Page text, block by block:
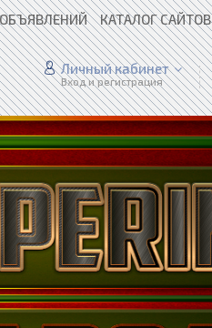
КАТАЛОГ САЙТОВ
Личный кабинет
Вход и регистрация